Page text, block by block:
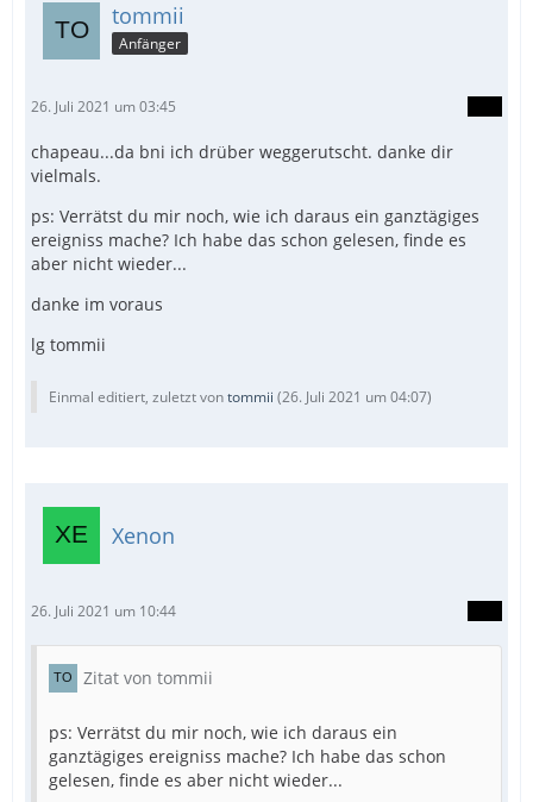
tommii
Anfänger
26. Juli 2021 um 03:45
chapeau...da bni ich drüber weggerutscht. danke dir
vielmals.
ps: Verrätst du mir noch, wie ich daraus ein ganztägiges
ereigniss mache? Ich habe das schon gelesen, finde es
aber nicht wieder...
danke im voraus
lg tommii
Einmal editiert, zuletzt vontommii (26. Juli 2021 um 04:07)
Xenon
26. Juli 2021 um 10:44
Zitat von tommii
ps: Verrätst du mir noch, wie ich daraus ein
ganztägiges ereigniss mache? Ich habe das schon
gelesen, finde es aber nicht wieder...